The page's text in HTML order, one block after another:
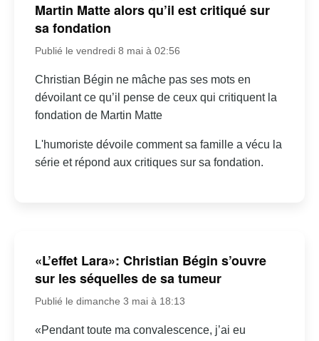
Martin Matte alors qu’il est critiqué sur
sa fondation
Publié le vendredi 8 mai à 02:56
Christian Bégin ne mâche pas ses mots en
dévoilant ce qu’il pense de ceux qui critiquent la
fondation de Martin Matte
L'humoriste dévoile comment sa famille a vécu la
série et répond aux critiques sur sa fondation.
«L’effet Lara»: Christian Bégin s’ouvre
sur les séquelles de sa tumeur
Publié le dimanche 3 mai à 18:13
«Pendant toute ma convalescence, j’ai eu